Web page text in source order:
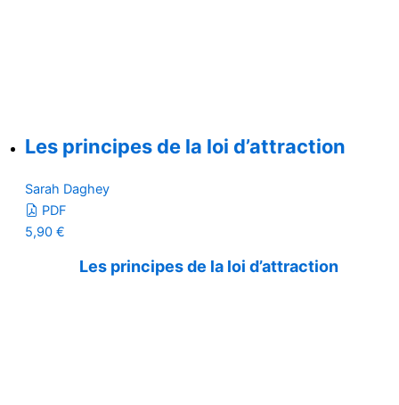
Les principes de la loi d’attraction
Sarah Daghey
PDF
5,90 €
Les principes de la loi d’attraction